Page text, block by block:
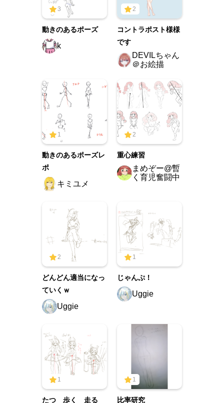
3
動きのあるポーズ
k
2
コントラポスト様様
です
DEVILちゃん
＠お絵描
1
動きのあるポーズレ
ポ
キミユメ
2
重心練習
まめぞー@暫
く育児奮闘中
2
どんどん適当になっ
ていくｗ
Uggie
1
じゃんぷ！
Uggie
1
たつ 歩く 走る
1
比率研究